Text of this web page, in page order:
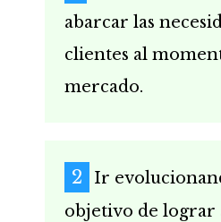
abarcar las
clientes al
mercado.
Ir
objetivo de lograr